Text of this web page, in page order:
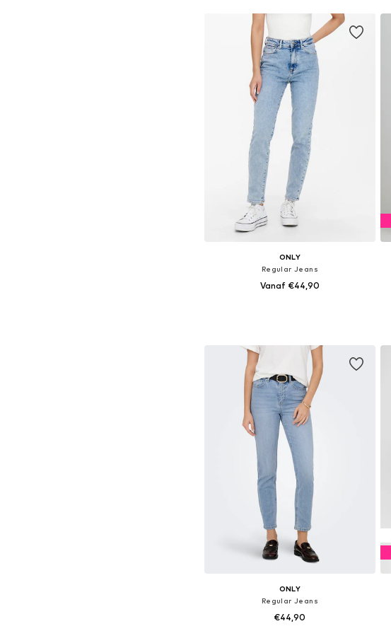
ONLY
Regular Jeans
Vanaf €44,90
ONLY
Regular Jeans
€44,90